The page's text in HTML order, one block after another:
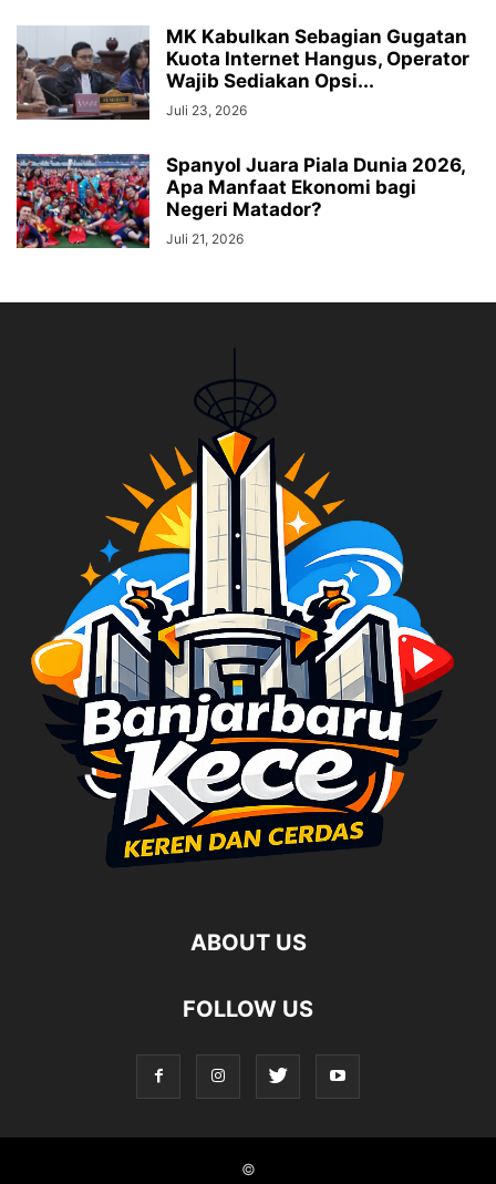
MK Kabulkan Sebagian Gugatan
Kuota Internet Hangus, Operator
Wajib Sediakan Opsi...
Juli 23, 2026
Spanyol Juara Piala Dunia 2026,
Apa Manfaat Ekonomi bagi
Negeri Matador?
Juli 21, 2026
ABOUT US
FOLLOW US
©